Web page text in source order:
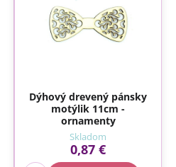
Dýhový drevený pánsky
motýlik 11cm -
ornamenty
Skladom
0,87 €